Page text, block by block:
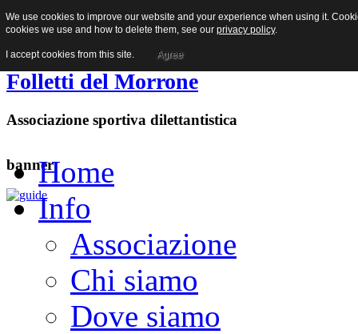
Facebook
Folletti del Morrone
Associazione sportiva dilettantistica
bannerHome
Info
Associazione
Chi siamo
Dove siamo
We use cookies to improve our website and your experience when using it.
cookies we use and how to delete them, see our privacy policy.
I accept cookies from this site. Agree